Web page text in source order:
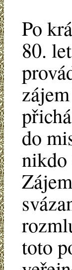
Po
80.
do
nikdo
toto